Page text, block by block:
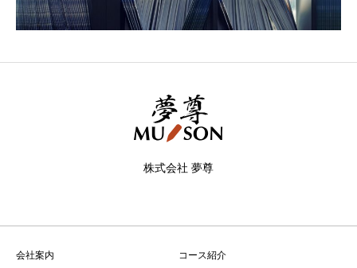
株式会社 夢尊
会社案内 コース紹介